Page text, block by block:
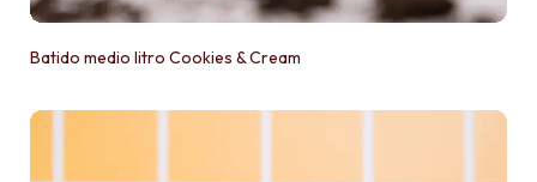
Batido medio litro Cookies & Cream